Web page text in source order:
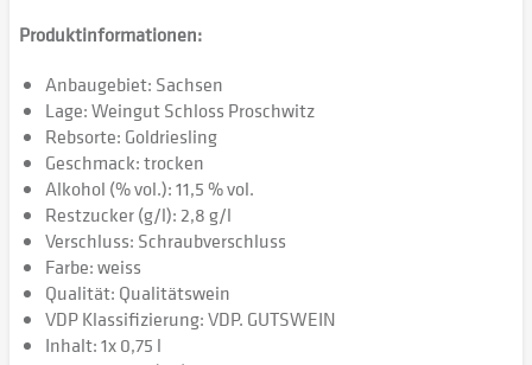
Produktinformationen:
Anbaugebiet: Sachsen
Lage: Weingut Schloss Proschwitz
Rebsorte: Goldriesling
Geschmack: trocken
Alkohol (% vol.): 11,5 % vol.
Restzucker (g/l): 2,8 g/l
Verschluss: Schraubverschluss
Farbe: weiss
Qualität: Qualitätswein
VDP Klassifizierung: VDP. GUTSWEIN
Inhalt: 1x 0,75 l